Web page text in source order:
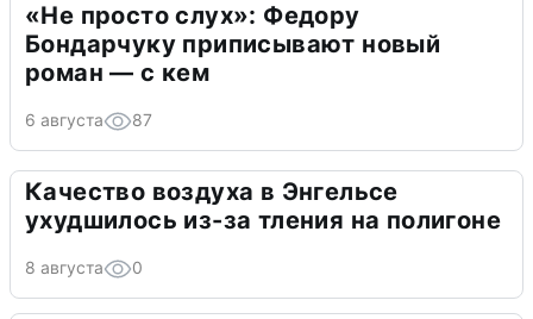
«Не просто слух»: Федору
Бондарчуку приписывают новый
роман — с кем
6 августа 87
Качество воздуха в Энгельсе
ухудшилось из-за тления на полигоне
8 августа 0